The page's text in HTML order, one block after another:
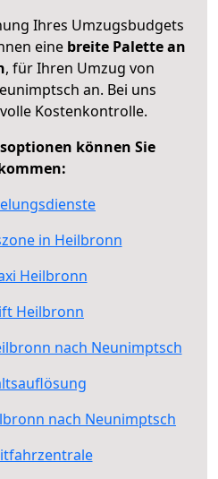
Ihres Umzugsbudgets
eine breite Palette an
, für Ihren Umzug von
an. Bei uns
Kostenkontrolle.
können Sie
in Heilbronn
Heilbronn
Heilbronn
nach Neunimptsch
nach Neunimptsch